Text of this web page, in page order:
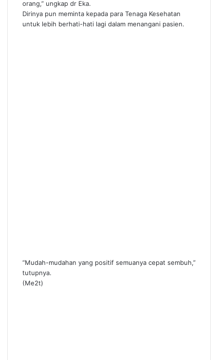
orang,” ungkap dr Eka.
Dirinya pun meminta kepada para Tenaga Kesehatan
untuk lebih berhati-hati lagi dalam menangani pasien.
“Mudah-mudahan yang positif semuanya cepat sembuh,”
tutupnya.
(Me2t)